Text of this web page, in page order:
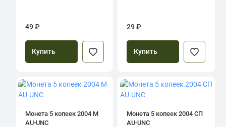
49 ₽
Купить
29 ₽
Купить
Монета 5 копеек 2004 М
AU-UNC
Монета 5 копеек 2004 СП
AU-UNC